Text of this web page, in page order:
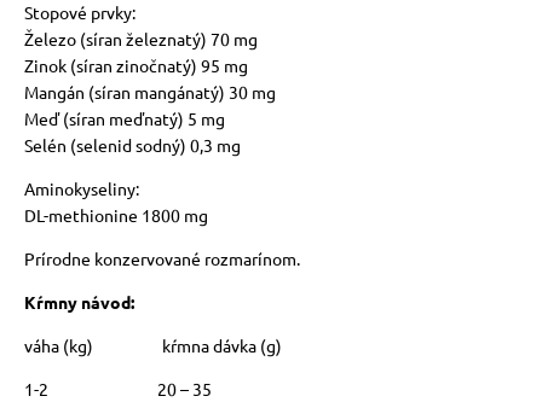
Stopové prvky:
Železo (síran železnatý) 70 mg
Zinok (síran zinočnatý) 95 mg
Mangán (síran mangánatý) 30 mg
Meď (síran meďnatý) 5 mg
Selén (selenid sodný) 0,3 mg
Aminokyseliny:
DL-methionine 1800 mg
Prírodne konzervované rozmarínom.
Kŕmny návod:
váha (kg) kŕmna dávka (g)
1-2 20 – 35